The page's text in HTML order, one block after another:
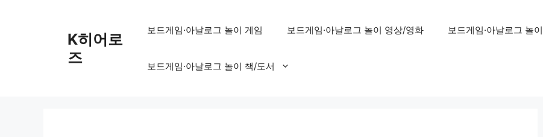
K히어로
즈
보드게임·아날로그 놀이 게임 보드게임·아날로그 놀이 영상/영화 보드게임·아날로그 놀
보드게임·아날로그 놀이 책/도서